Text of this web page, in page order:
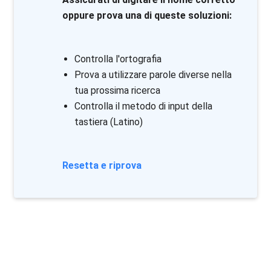
oppure prova una di queste soluzioni:
Controlla l'ortografia
Prova a utilizzare parole diverse nella
tua prossima ricerca
Controlla il metodo di input della
tastiera (Latino)
Resetta e riprova